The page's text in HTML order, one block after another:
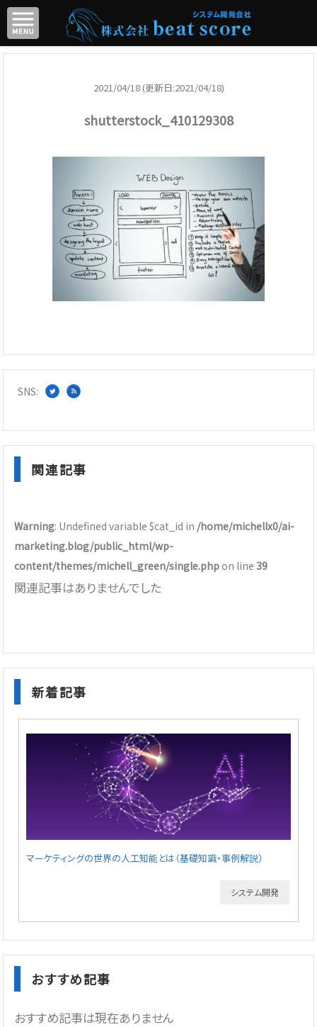
2021/04/18 (更新日:2021/04/18)
shutterstock_410129308
SNS:
関連記事
Warning: Undefined variable $cat_id in /home/michellx0/ai-
marketing.blog/public_html/wp-
content/themes/michell_green/single.phpon line 39
関連記事はありませんでした
新着記事
マーケティングの世界の人工知能とは（基礎知識・事例解説）
システム開発
おすすめ記事
おすすめ記事は現在ありません